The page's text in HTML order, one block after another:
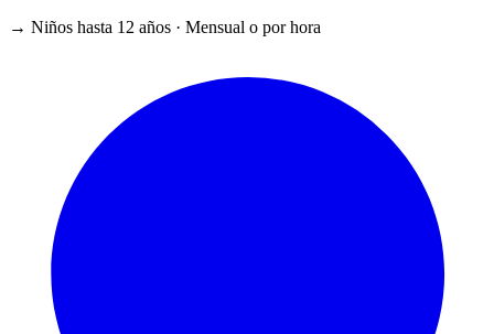
→ Niños hasta 12 años · Mensual o por hora